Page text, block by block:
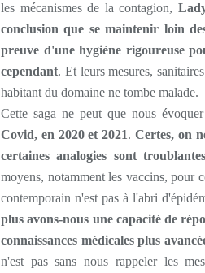
les mécanismes de la contagion,
conclusion que se maintenir loin
preuve d'une hygiène rigoureuse
cependant. Et leurs mesures,
habitant du domaine ne tombe malade.
Cette saga ne peut que nous
Covid, en 2020 et 2021. Certes, on
certaines analogies sont troublantes
moyens, notamment les vaccins, pour
contemporain n'est pas à l'abri
plus avons-nous une capacité de
connaissances médicales plus
n'est pas sans nous rappeler les